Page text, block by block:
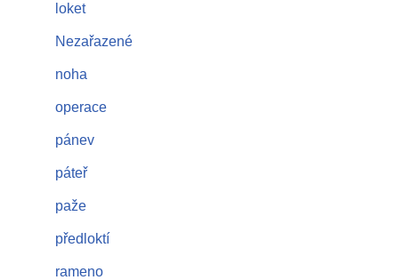
loket
Nezařazené
noha
operace
pánev
páteř
paže
předloktí
rameno